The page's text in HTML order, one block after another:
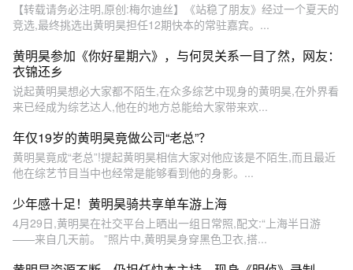
【转载请务必注明,原创:梅尔迪丝】《站稳了朋友》经过一个夏天的
竞选,最终挑选出黄明昊担任12期快本的常驻嘉宾。...
黄明昊参加《你好星期六》，与何炅关系一目了然，网友：
衣锦还乡
说起黄明昊想必大家都不陌生,在众多综艺中现身的黄明昊,在外界看
来已经成为综艺达人,他在的地方总能给大家带来欢...
年仅19岁的黄明昊竟做公司“老总”？
黄明昊竟成“老总”!提起黄明昊相信大家对他应该是不陌生,而且最近
他在综艺节目当中也经常是能够看到他的身影。...
少年感十足！黄明昊骑共享单车游上海
4月29日,黄明昊在社交平台上晒出一组日常照,配文:“上海半日游
——来自几天前。 ”照片中,黄明昊身穿黑色卫衣,搭...